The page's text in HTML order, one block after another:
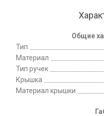
Общие
Тип
Материал
Тип ручек
Крышка
Материал крышки